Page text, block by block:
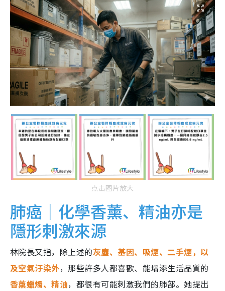
点击图片放大
肺癌｜化學香薰、精油亦是
隱形刺激來源
林院長又指，除上述的灰塵、基因、吸煙、二手煙，以
及空氣汙染外，那些許多人都喜歡、能增添生活品質的
香薰蠟燭、精油，都很有可能刺激我們的肺部。她提出